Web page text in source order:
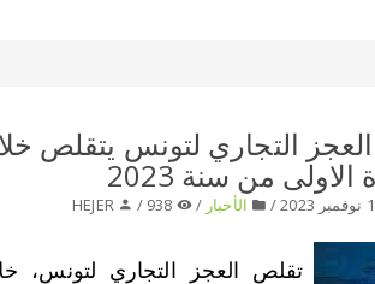
اختر قطاع / القطاعات
حدد الفرع
التجاري لتونس يتقلص
من سنة 2023
الأخبار /
تقلص العجز التجاري لتونس،